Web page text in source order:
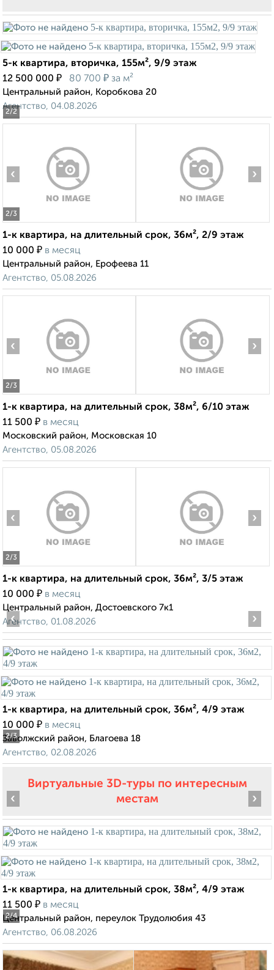
2/2
5-к квартира, вторичка, 155м², 9/9 этаж
12 500 000 ₽ 80 700 ₽ за м²
Центральный район, Коробкова 20
Агентство, 04.08.2026
2/3
‹ ›
1-к квартира, на длительный срок, 36м², 2/9 этаж
10 000 ₽ в месяц
Центральный район, Ерофеева 11
Агентство, 05.08.2026
2/3
‹ ›
1-к квартира, на длительный срок, 38м², 6/10 этаж
11 500 ₽ в месяц
Московский район, Московская 10
Агентство, 05.08.2026
2/3
‹ ›
1-к квартира, на длительный срок, 36м², 3/5 этаж
10 000 ₽ в месяц
Центральный район, Достоевского 7к1
Агентство, 01.08.2026
2/3
‹ ›
1-к квартира, на длительный срок, 36м², 4/9 этаж
10 000 ₽ в месяц
Заволжский район, Благоева 18
Агентство, 02.08.2026
Виртуальные 3D-туры по интересным
местам
2/4
‹ ›
1-к квартира, на длительный срок, 38м², 4/9 этаж
11 500 ₽ в месяц
Центральный район, переулок Трудолюбия 43
Агентство, 06.08.2026